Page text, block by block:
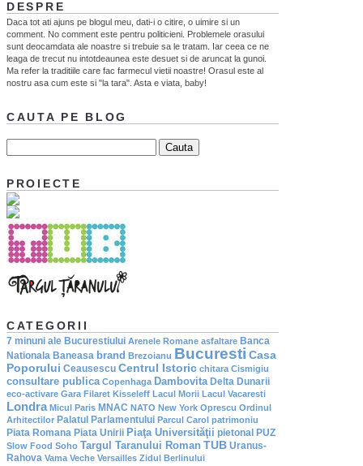
DESPRE
Daca tot ati ajuns pe blogul meu, dati-i o citire, o uimire si un
comment. No comment este pentru politicieni. Problemele orasului
sunt deocamdata ale noastre si trebuie sa le tratam. Iar ceea ce ne
leaga de trecut nu intotdeaunea este desuet si de aruncat la gunoi.
Ma refer la traditiile care fac farmecul vietii noastre! Orasul este al
nostru asa cum este si "la tara". Asta e viata, baby!
CAUTA PE BLOG
PROIECTE
CATEGORII
7 minuni ale Bucurestiului Arenele Romane asfaltare Banca
Nationala Baneasa brand Brezoianu Bucuresti Casa
Poporului Ceausescu Centrul Istoric chitara Cismigiu
consultare publica Copenhaga Dambovita Delta Dunarii
eco-activare Gara Filaret Kisseleff Lacul Morii Lacul Vacaresti
Londra Micul Paris MNAC NATO New York Oprescu Ordinul
Arhitectilor Palatul Parlamentului Parcul Carol patrimoniu
Piata Romana Piata Unirii Piaţa Universităţii pietonal PUZ
Slow Food Soho Targul Taranului Roman TUB Uranus-
Rahova Vama Veche Versailles Zidul Berlinului